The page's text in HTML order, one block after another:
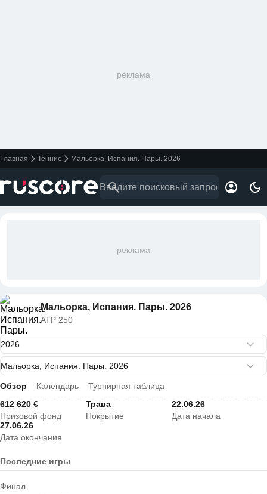
реклама
Главная Теннис Мальорка, Испания. Пары. 2026
реклама
Мальорка, Испания. Пары. 2026
ATP 250
Обзор Календарь
Турнирная таблица
612 620 €
Призовой фонд
Трава
Покрытие
22.06.26
Дата начала
27.06.26
Дата окончания
Последние игры
Финал